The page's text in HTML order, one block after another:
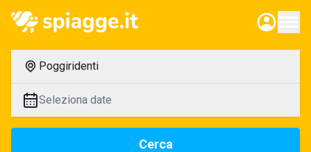
Poggiridenti
Seleziona date
Cerca